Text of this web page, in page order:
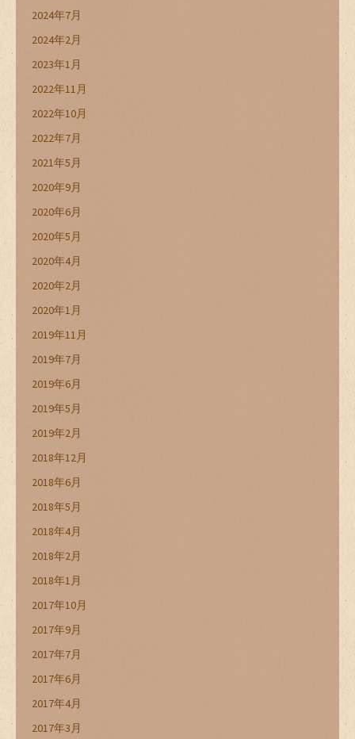
2024年7月
2024年2月
2023年1月
2022年11月
2022年10月
2022年7月
2021年5月
2020年9月
2020年6月
2020年5月
2020年4月
2020年2月
2020年1月
2019年11月
2019年7月
2019年6月
2019年5月
2019年2月
2018年12月
2018年6月
2018年5月
2018年4月
2018年2月
2018年1月
2017年10月
2017年9月
2017年7月
2017年6月
2017年4月
2017年3月